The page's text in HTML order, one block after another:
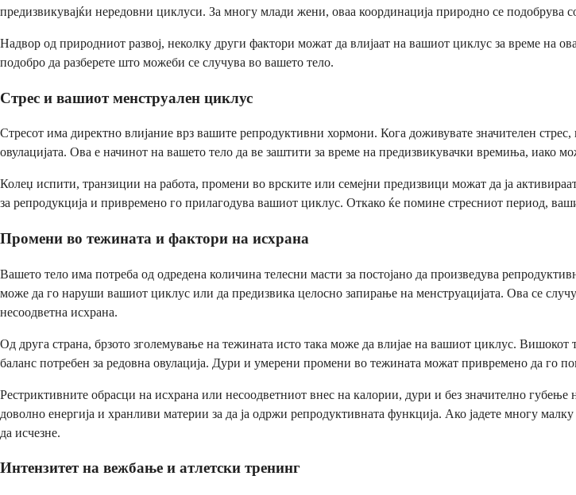
предизвикувајќи нередовни циклуси. За многу млади жени, оваа координација природно се подобрува
Надвор од природниот развој, неколку други фактори можат да влијаат на вашиот циклус за време на
подобро да разберете што можеби се случува во вашето тело.
Стрес и вашиот менструален циклус
Стресот има директно влијание врз вашите репродуктивни хормони. Кога доживувате значителен
овулацијата. Ова е начинот на вашето тело да ве заштити за време на предизвикувачки времиња, иако
Колеџ испити, транзиции на работа, промени во врските или семејни предизвици можат да ја
за репродукција и привремено го прилагодува вашиот циклус. Откако ќе помине стресниот период,
Промени во тежината и фактори на исхрана
Вашето тело има потреба од одредена количина телесни масти за постојано да произведува
може да го наруши вашиот циклус или да предизвика целосно запирање на менструацијата. Ова се
несоодветна исхрана.
Од друга страна, брзото зголемување на тежината исто така може да влијае на вашиот циклус.
баланс потребен за редовна овулација. Дури и умерени промени во тежината можат привремено да го
Рестриктивните обрасци на исхрана или несоодветниот внес на калории, дури и без значително
доволно енергија и хранливи материи за да ја одржи репродуктивната функција. Ако јадете многу
да исчезне.
Интензитет на вежбање и атлетски тренинг